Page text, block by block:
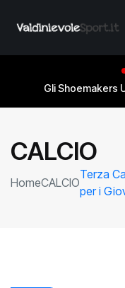
Gli Shoemakers
CALCIO
HomeCALCIO
Terza
per i